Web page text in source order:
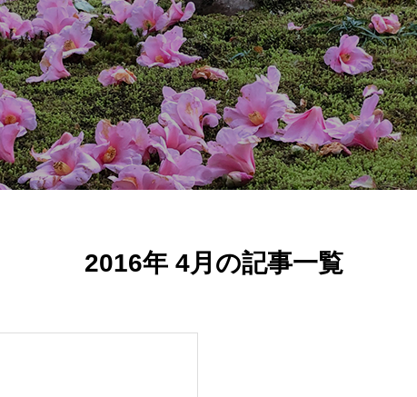
2016年 4月の記事一覧